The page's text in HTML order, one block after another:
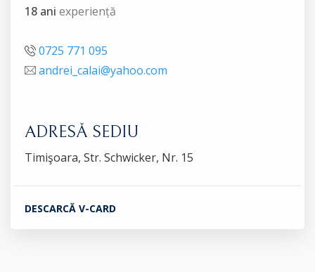
18 ani experiență
0725 771 095
andrei_calai@yahoo.com
ADRESĂ SEDIU
Timişoara, Str. Schwicker, Nr. 15
DESCARCĂ V-CARD